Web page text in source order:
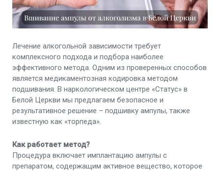
Срочное кодирование от алкоголизма
Кодирование от алкоголя в стационаре
Кодирование алкоголизма на дому
Раскодирование
Кодирование методом гипноза
Внутримышечная инъекция блокатора
алкоголя «Дисульфирам»
Кодирование зависимости по методике
Довженко
Лечение алкогольной зависимости требует
комплексного подхода и подбора наиболее
эффективного метода. Одним из проверенных способов
является медикаментозная кодировка методом
подшивания. В наркологическом центре «Статус» в
Белой Церкви мы предлагаем безопасное и
результативное решение – подшивку ампулы, также
известную как «торпеда».
Как работает метод?
Процедура включает имплантацию ампулы с
препаратом, содержащим активное вещество, которое